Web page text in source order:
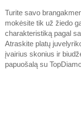
Turite savo
mokėsite tik už žiedo
charakteristiką pagal
Atraskite platų
įvairius skonius ir
papuošalą su